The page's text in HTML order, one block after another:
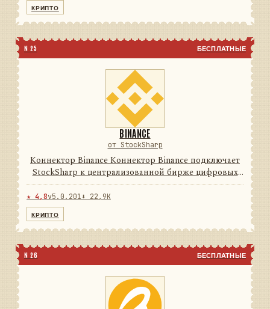
КРИПТО
N 25 БЕСПЛАТНЫЕ
BINANCE
от StockSharp
Коннектор Binance Коннектор Binance подключает
StockSharp к централизованной бирже цифровых
активов. Он переводит данные и операции
провайдера в единую модель сообщений
StockSharp, поэтому приложения ...
★ 4,8v5.0.201 ⬇ 22,9K
КРИПТО
N 26 БЕСПЛАТНЫЕ